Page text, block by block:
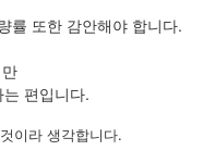
률 또한 감안해야 합니다.
편입니다.
이라 생각합니다.